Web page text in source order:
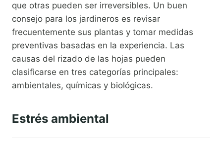
que otras pueden ser irreversibles. Un buen
consejo para los jardineros es revisar
frecuentemente sus plantas y tomar medidas
preventivas basadas en la experiencia. Las
causas del rizado de las hojas pueden
clasificarse en tres categorías principales:
ambientales, químicas y biológicas.
Estrés ambiental